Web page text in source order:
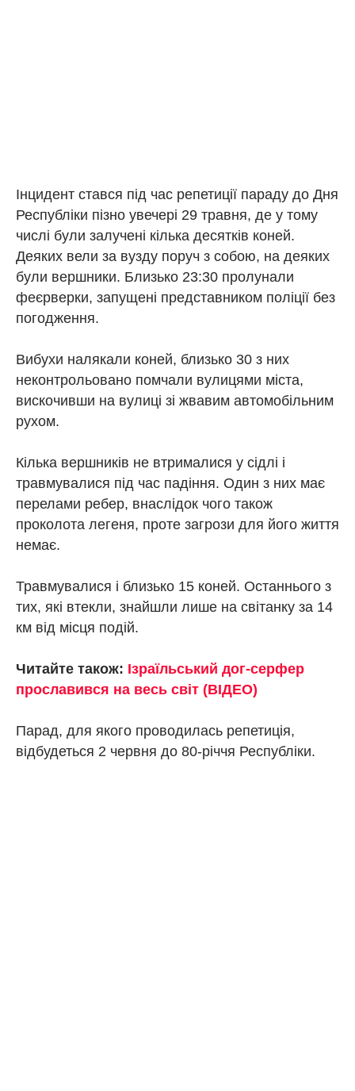
Інцидент стався під час репетиції параду до Дня
Республіки пізно увечері 29 травня, де у тому
числі були залучені кілька десятків коней.
Деяких вели за вузду поруч з собою, на деяких
були вершники. Близько 23:30 пролунали
феєрверки, запущені представником поліції без
погодження.
Вибухи налякали коней, близько 30 з них
неконтрольовано помчали вулицями міста,
вискочивши на вулиці зі жвавим автомобільним
рухом.
Кілька вершників не втрималися у сідлі і
травмувалися під час падіння. Один з них має
перелами ребер, внаслідок чого також
проколота легеня, проте загрози для його життя
немає.
Травмувалися і близько 15 коней. Останнього з
тих, які втекли, знайшли лише на світанку за 14
км від місця подій.
Читайте також: Ізраїльський дог-серфер
прославився на весь світ (ВІДЕО)
Парад, для якого проводилась репетиція,
відбудеться 2 червня до 80-річчя Республіки.